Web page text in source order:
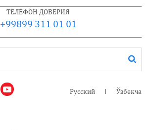
ТЕЛЕФОН ДОВЕРИЯ
+99899 311 01 01
Русский Ўзбекча